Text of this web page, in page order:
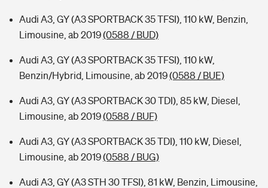
Audi A3, GY (A3 SPORTBACK 35 TFSI), 110 kW, Benzin,
Limousine, ab 2019(0588 / BUD)
Audi A3, GY (A3 SPORTBACK 35 TFSI), 110 kW,
Benzin/Hybrid, Limousine, ab 2019(0588 / BUE)
Audi A3, GY (A3 SPORTBACK 30 TDI), 85 kW, Diesel,
Limousine, ab 2019(0588 / BUF)
Audi A3, GY (A3 SPORTBACK 35 TDI), 110 kW, Diesel,
Limousine, ab 2019(0588 / BUG)
Audi A3, GY (A3 STH 30 TFSI), 81 kW, Benzin, Limousine,